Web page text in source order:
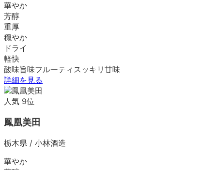
華やか
芳醇
重厚
穏やか
ドライ
軽快
酸味旨味フルーティ スッキリ 甘味
詳細を見る
人気 9位
鳳凰美田
栃木県 / 小林酒造
華やか